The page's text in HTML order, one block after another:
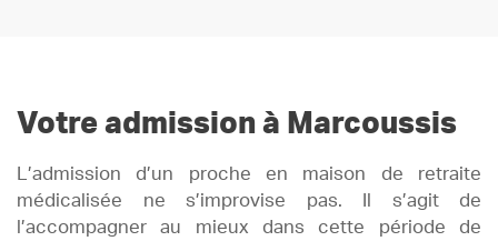
Votre admission à Marcoussis
L’admission d’un proche en maison de retraite
médicalisée ne s’improvise pas. Il s’agit de
l’accompagner au mieux dans cette période de